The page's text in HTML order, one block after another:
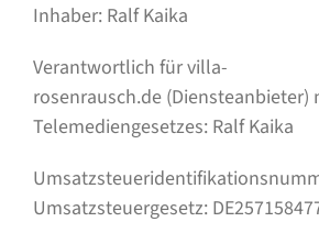
Inhaber: Ralf Kaika
Verantwortlich für villa-
rosenrausch.de (Diensteanbieter)
Telemediengesetzes: Ralf Kaika
Umsatzsteuergesetz: